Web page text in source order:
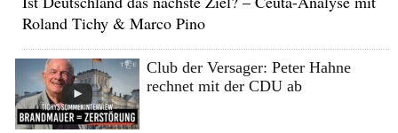
Roland Tichy & Marco Pino
Club der Versager: Peter Hahne
rechnet mit der CDU ab